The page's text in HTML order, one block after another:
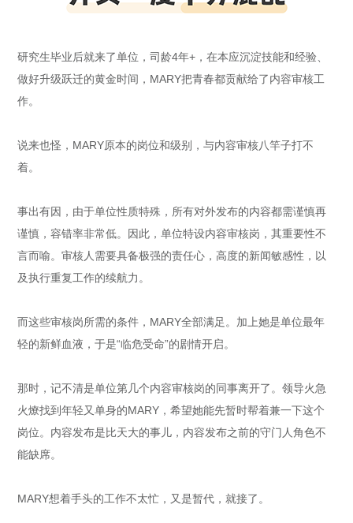
研究生毕业后就来了单位，司龄4年+，在本应沉淀技能和经验、
做好升级跃迁的黄金时间，MARY把青春都贡献给了内容审核工
作。
说来也怪，MARY原本的岗位和级别，与内容审核八竿子打不
着。
事出有因，由于单位性质特殊，所有对外发布的内容都需谨慎再
谨慎，容错率非常低。因此，单位特设内容审核岗，其重要性不
言而喻。审核人需要具备极强的责任心，高度的新闻敏感性，以
及执行重复工作的续航力。
而这些审核岗所需的条件，MARY全部满足。加上她是单位最年
轻的新鲜血液，于是“临危受命”的剧情开启。
那时，记不清是单位第几个内容审核岗的同事离开了。领导火急
火燎找到年轻又单身的MARY，希望她能先暂时帮着兼一下这个
岗位。内容发布是比天大的事儿，内容发布之前的守门人角色不
能缺席。
MARY想着手头的工作不太忙，又是暂代，就接了。